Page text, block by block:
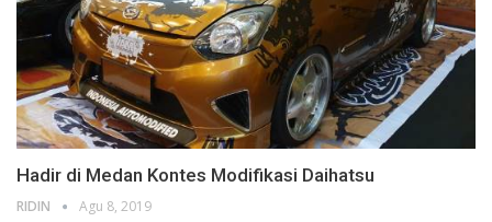
Hadir di Medan Kontes Modifikasi Daihatsu
RIDIN Agu 8, 2019